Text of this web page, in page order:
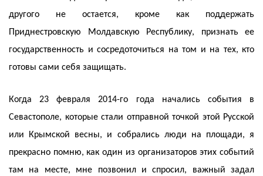
другого не остается, кроме как поддержать
Приднестровскую Молдавскую Республику, признать ее
государственность и сосредоточиться на том и на тех, кто
готовы сами себя защищать.
Когда 23 февраля 2014-го года начались события в
Севастополе, которые стали отправной точкой этой Русской
или Крымской весны, и собрались люди на площади, я
прекрасно помню, как один из организаторов этих событий
там на месте, мне позвонил и спросил, важный задал